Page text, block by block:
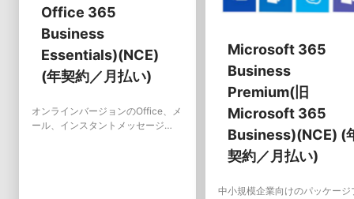
Office 365
Business
Essentials)(NCE)
(年契約／月払い)
オンラインバージョンのOffice、メ
ール、インスタントメッセージ
Microsoft 365
Business
Premium(旧
Microsoft 365
Business)(NCE) (
契約／月払い)
中小規模企業向けのパッケージ